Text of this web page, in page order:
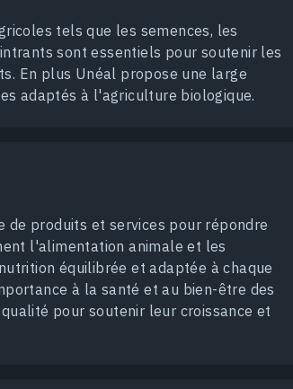
tels que les semences, les
sont essentiels pour soutenir les
En plus Unéal propose une large
adaptés à l'agriculture biologique.
de produits et services pour répondre
l'alimentation animale et les
équilibrée et adaptée à chaque
à la santé et au bien-être des
pour soutenir leur croissance et